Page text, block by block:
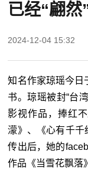
已经“翩然
2024-12-04 15:32
知名作家琼瑶今日
书。琼瑶被封“台
影视作品，捧红
濛》、《心有千千
传出后，她的
作品《当雪花飘落